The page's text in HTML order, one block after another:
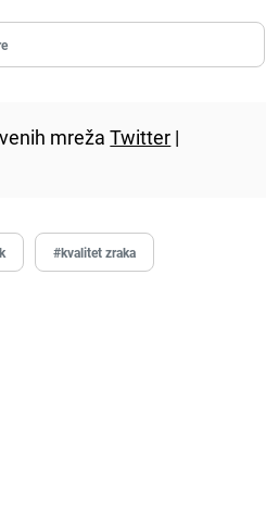
mrežaTwitter |
#kvalitet zraka